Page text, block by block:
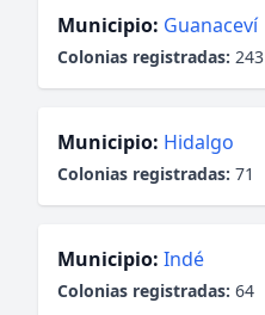
Municipio: Guanaceví
Colonias registradas: 243
Municipio: Hidalgo
Colonias registradas: 71
Municipio: Indé
Colonias registradas: 64